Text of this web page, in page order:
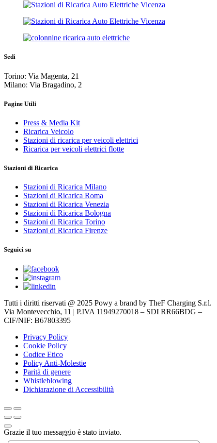
Sedi
Torino: Via Magenta, 21
Milano: Via Bragadino, 2
Pagine Utili
Press & Media Kit
Ricarica Veicolo
Stazioni di ricarica per veicoli elettrici
Ricarica per veicoli elettrici flotte
Stazioni di Ricarica
Stazioni di Ricarica Milano
Stazioni di Ricarica Roma
Stazioni di Ricarica Venezia
Stazioni di Ricarica Bologna
Stazioni di Ricarica Torino
Stazioni di Ricarica Firenze
Seguici su
Tutti i diritti riservati @ 2025 Powy a brand by TheF Charging S.r.l.
Via Montevecchio, 11 | P.IVA 11949270018 – SDI RR66BDG –
CIF/NIF: B67803395
Privacy Policy
Cookie Policy
Codice Etico
Policy Anti-Molestie
Parità di genere
Whistleblowing
Dichiarazione di Accessibilità
Grazie il tuo messaggio è stato inviato.